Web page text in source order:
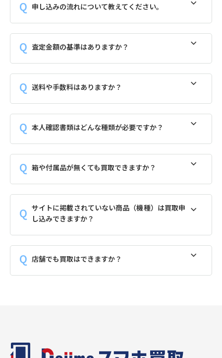
申し込みの流れについて教えてください。
査定金額の基準はありますか？
送料や手数料はありますか？
本人確認書類はどんな種類が必要ですか？
箱や付属品が無くても買取できますか？
サイトに掲載されていない商品（機種）は買取申
し込みできますか？
店舗でも買取はできますか？